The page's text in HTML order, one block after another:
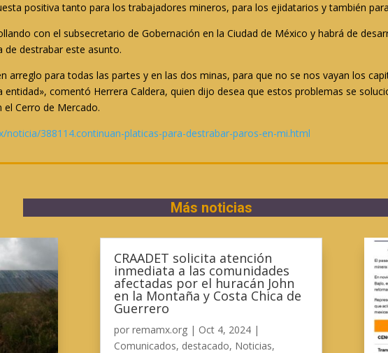
positiva tanto para los trabajadores mineros, para los ejidatarios y también
con el subsecretario de Gobernación en la Ciudad de México y habrá de
de destrabar este asunto.
arreglo para todas las partes y en las dos minas, para que no se nos vayan los
comentó Herrera Caldera, quien dijo desea que estos problemas se
Cerro de Mercado.
388114.continuan-platicas-para-destrabar-paros-en-mi.html
Más noticias
CRAADET solicita atención
inmediata a las comunidades
afectadas por el huracán John
en la Montaña y Costa Chica de
Guerrero
por remamx.org| Oct 4, 2024|
Comunicados, destacado, Noticias,